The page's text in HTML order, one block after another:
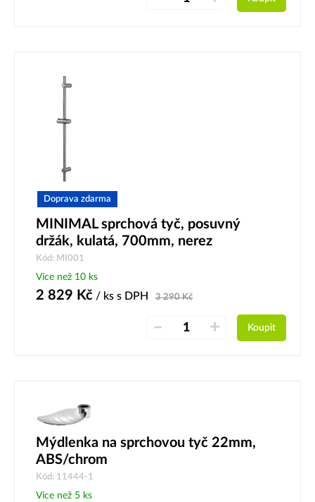
Doprava zdarma
MINIMAL sprchová tyč, posuvný
držák, kulatá, 700mm, nerez
Kód: MI001
Více než 10 ks
2 829 Kč / ks s DPH 3 290Kč
– + Koupit
Mýdlenka na sprchovou tyč 22mm,
ABS/chrom
Kód: 11444-1
Více než 5 ks